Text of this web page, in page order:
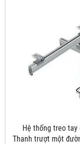
Hệ thống treo
Thanh